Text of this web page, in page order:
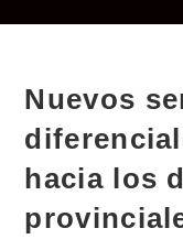
Nuevos
hacia los